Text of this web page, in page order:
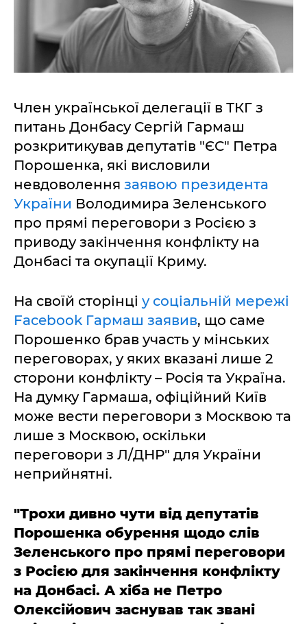
Член української делегації в ТКГ з
питань Донбасу Сергій Гармаш
розкритикував депутатів "ЄС" Петра
Порошенка, які висловили
невдоволення заявою президента
України Володимира Зеленського
про прямі переговори з Росією з
приводу закінчення конфлікту на
Донбасі та окупації Криму.
На своїй сторінці у соціальній мережі
Facebook Гармаш заявив, що саме
Порошенко брав участь у мінських
переговорах, у яких вказані лише 2
сторони конфлікту – Росія та Україна.
На думку Гармаша, офіційний Київ
може вести переговори з Москвою та
лише з Москвою, оскільки
переговори з Л/ДНР" для України
неприйнятні.
"Трохи дивно чути від депутатів
Порошенка обурення щодо слів
Зеленського про прямі переговори
з Росією для закінчення конфлікту
на Донбасі. А хіба не Петро
Олексійович заснував так звані